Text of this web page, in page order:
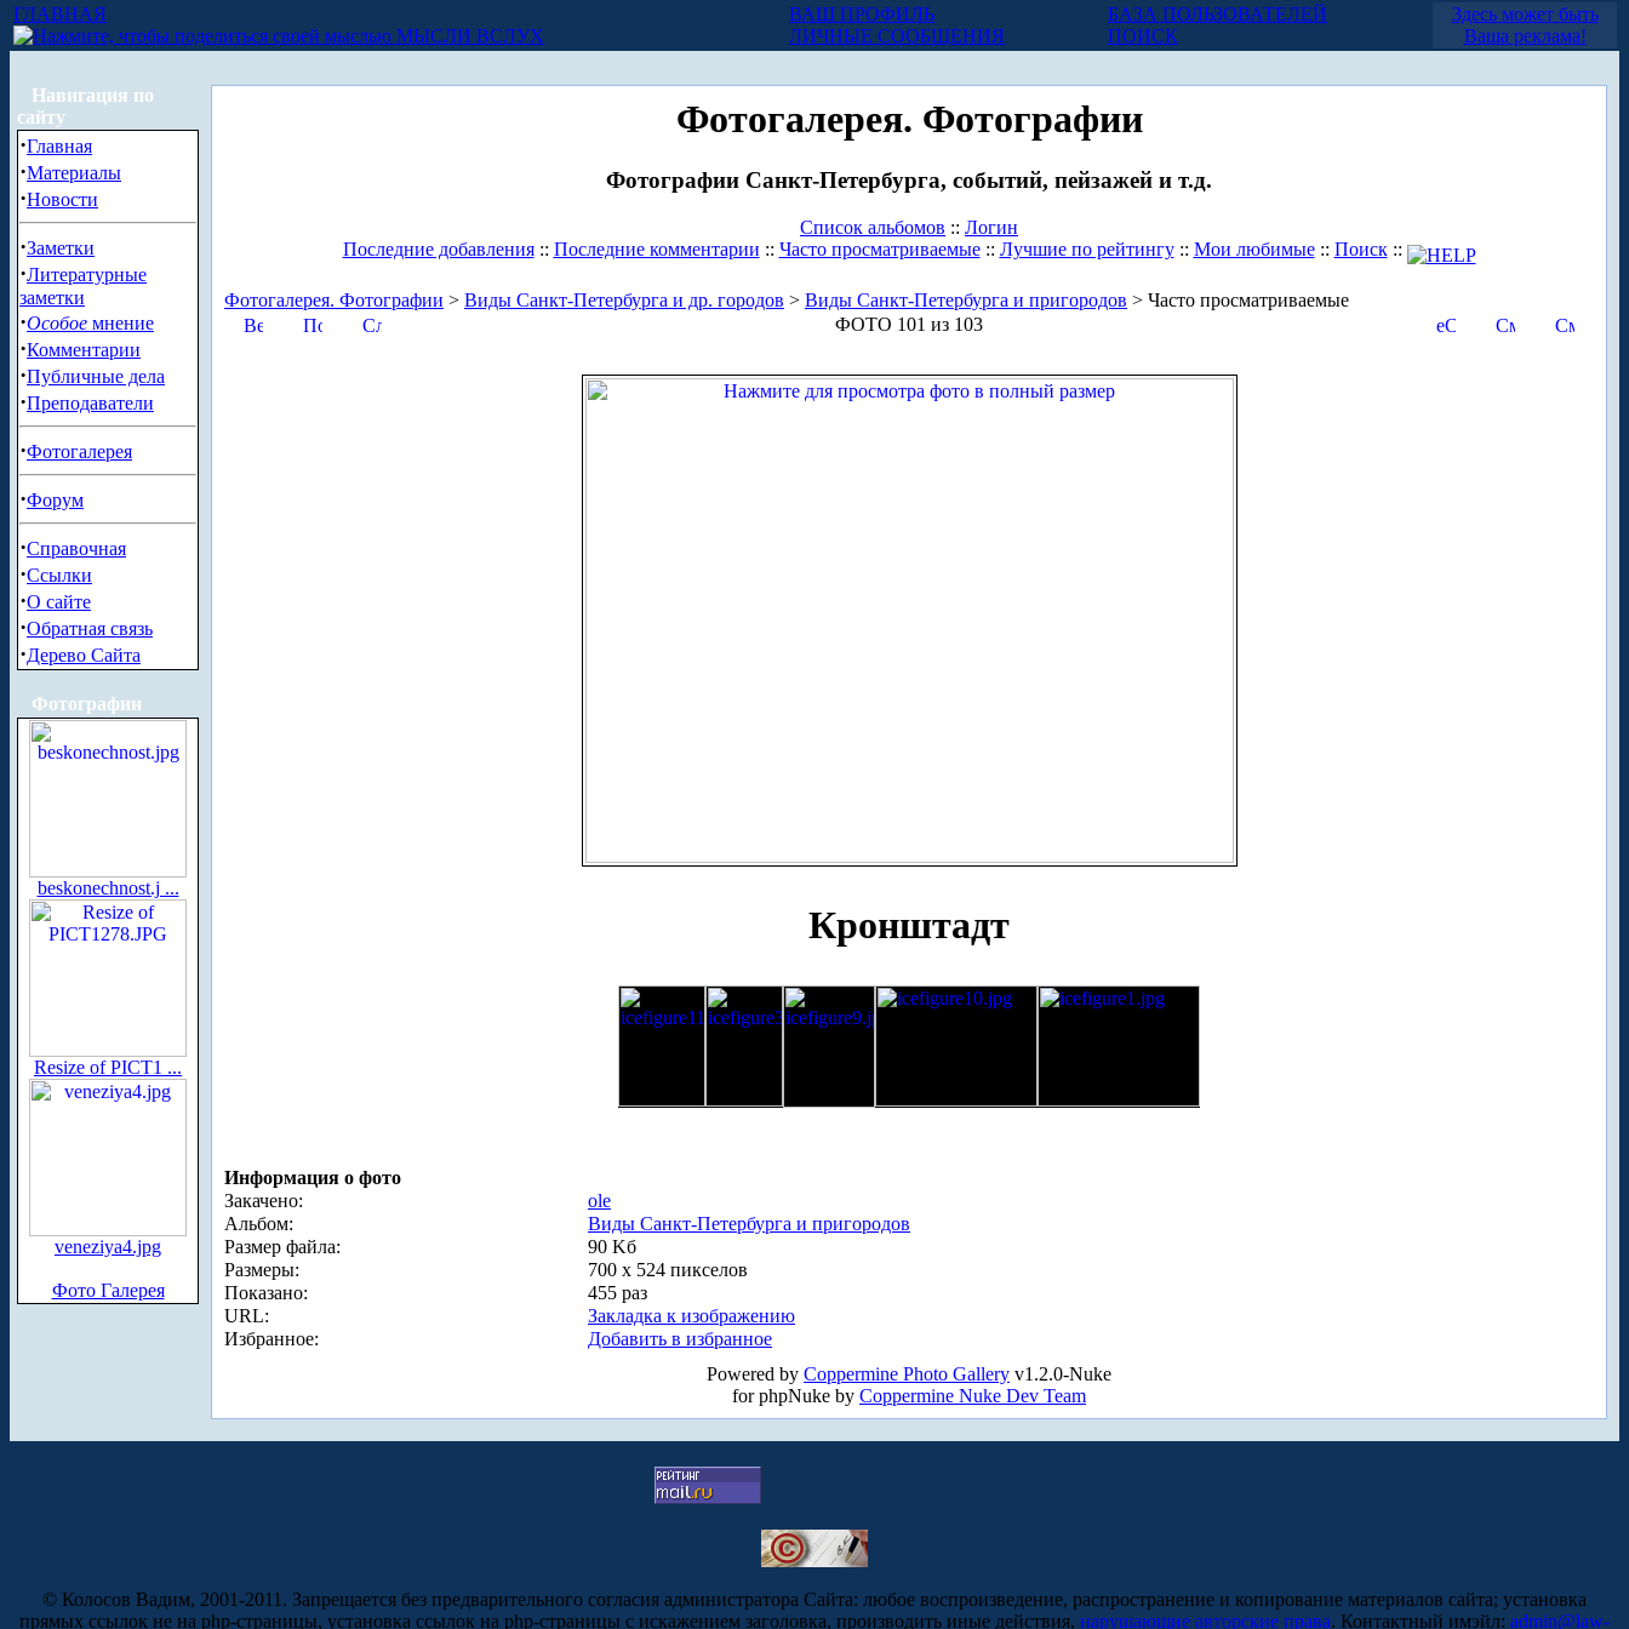
ГЛАВНАЯ
МЫСЛИ ВСЛУХ
ВАШ ПРОФИЛЬ
ЛИЧНЫЕ СООБЩЕНИЯ
БАЗА ПОЛЬЗОВАТЕЛЕЙ
ПОИСК
Здесь может быть
Ваша реклама!
Навигация по
сайту
·Главная
·Материалы
·Новости
·Заметки
·Литературные
заметки
·Особое мнение
·Комментарии
·Публичные дела
·Преподаватели
·Фотогалерея
·Форум
·Справочная
·Ссылки
·О сайте
·Обратная связь
·Дерево Сайта
Фотографии
beskonechnost.j ...
Resize of PICT1 ...
veneziya4.jpg
Фото Галерея
Фотогалерея. Фотографии
Фотографии Санкт-Петербурга, событий, пейзажей и т.д.
Список альбомов :: Логин
Последние добавления:: Последние комментарии :: Часто просматриваемые:: Лучшие по рейтингу:: Мои любимые:: Поиск::
Фотогалерея. Фотографии > Виды Санкт-Петербурга и др. городов > Виды Санкт-Петербурга и пригородов > Часто просматриваемые
ФОТО 101 из 103
Кронштадт
Информация о фото
Закачено:
ole
Альбом:
Виды Санкт-Петербурга и пригородов
Размер файла:
90 Kб
Размеры:
700 x 524 пикселов
Показано:
455 раз
URL:
Закладка к изображению
Избранное:
Добавить в избранное
Powered by Coppermine Photo Gallery v1.2.0-Nuke
for phpNuke by Coppermine Nuke Dev Team
© Колосов Вадим, 2001-2011. Запрещается без предварительного согласия администратора Сайта: любое воспроизведение, распространение и копирование материалов сайта; установка
прямых ссылок не на php-страницы, установка ссылок на php-страницы с искажением заголовка, производить иные действия, нарушающие авторские права. Контактный имэйл: admin@law-